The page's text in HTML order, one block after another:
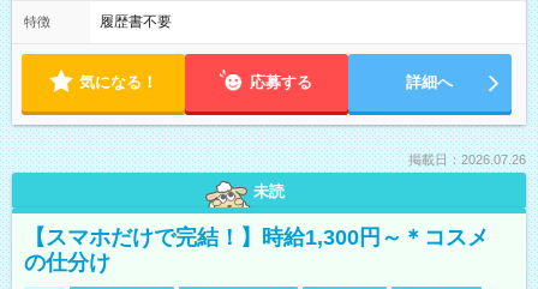
特徴 履歴書不要
気になる！ 応募する 詳細へ
掲載日：2026.07.26
未読
【スマホだけで完結！】時給1,300円～＊コスメ
の仕分け